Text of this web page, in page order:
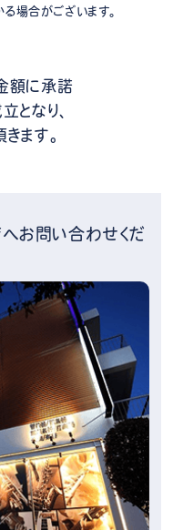
場合がございます。
額に承諾
となり、
ます。
お問い合わせくだ